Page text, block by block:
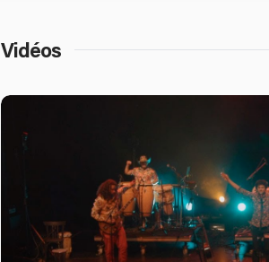
Vidéos